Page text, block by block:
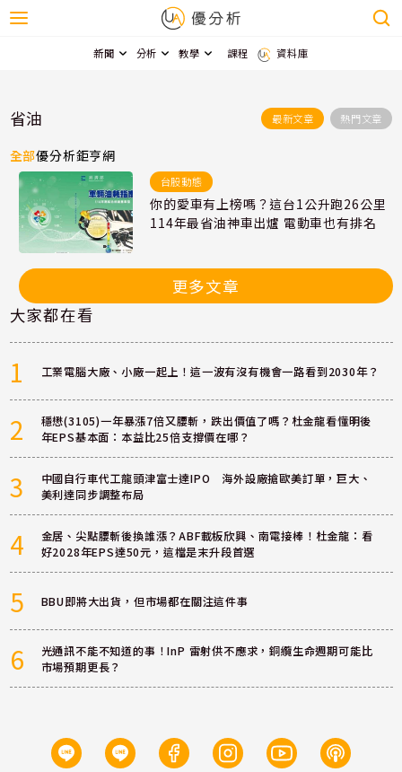
新聞 分析 教學 課程 資料庫
省油 最新文章 熱門文章
全部優分析鉅亨網
台股動態
你的愛車有上榜嗎？這台1公升跑26公里
114年最省油神車出爐 電動車也有排名
更多文章
大家都在看
1 工業電腦大廠、小廠一起上！這一波有沒有機會一路看到2030年？
2
穩懋(3105)一年暴漲7倍又腰斬，跌出價值了嗎？杜金龍看懂明後
年EPS基本面：本益比25倍支撐價在哪？
3
中國自行車代工龍頭津富士達IPO 海外設廠搶歐美訂單，巨大、
美利達同步調整布局
4
金居、尖點腰斬後換誰漲？ABF載板欣興、南電接棒！杜金龍：看
好2028年EPS達50元，這檔是末升段首選
5 BBU即將大出貨，但市場都在關注這件事
6
光通訊不能不知道的事！InP 雷射供不應求，銅纜生命週期可能比
市場預期更長？